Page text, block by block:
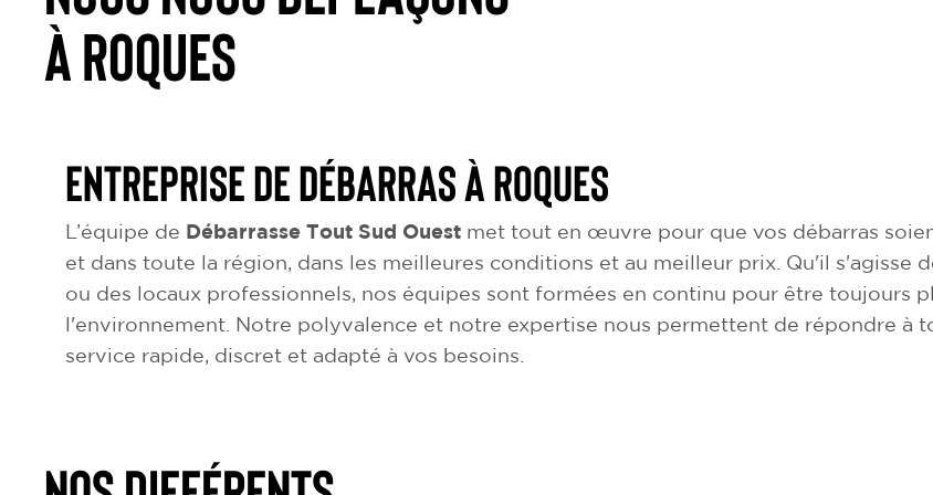
à Roques
Entreprise de débarras à Roques
L’équipe de Débarrasse Tout Sud Ouest met tout en œuvre pour que vos débarras
et dans toute la région, dans les meilleures conditions et au meilleur prix. Qu'il s'agisse
ou des locaux professionnels, nos équipes sont formées en continu pour être toujours
l'environnement. Notre polyvalence et notre expertise nous permettent de répondre à
service rapide, discret et adapté à vos besoins.